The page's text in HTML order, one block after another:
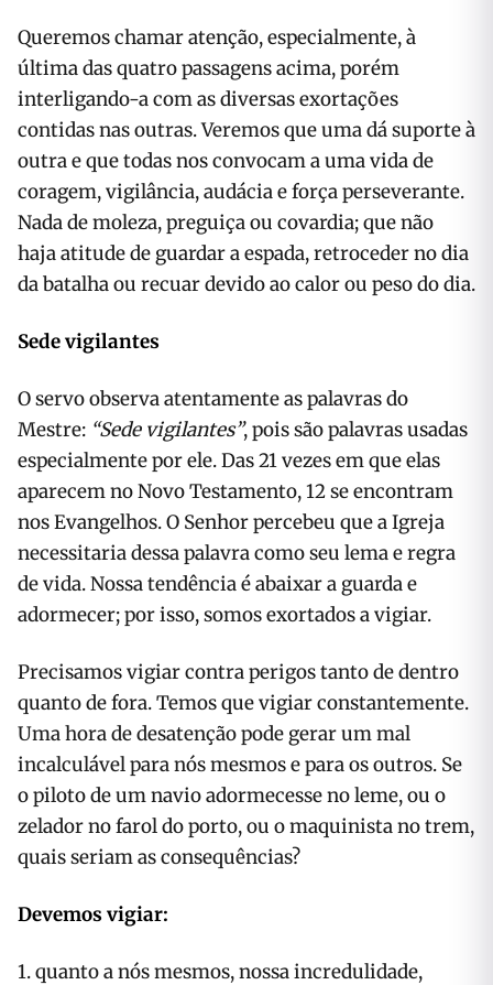
Queremos chamar atenção, especialmente, à
última das quatro passagens acima, porém
interligando-a com as diversas exortações
contidas nas outras. Veremos que uma dá suporte à
outra e que todas nos convocam a uma vida de
coragem, vigilância, audácia e força perseverante.
Nada de moleza, preguiça ou covardia; que não
haja atitude de guardar a espada, retroceder no dia
da batalha ou recuar devido ao calor ou peso do dia.
Sede vigilantes
O servo observa atentamente as palavras do
Mestre: “Sede vigilantes”, pois são palavras usadas
especialmente por ele. Das 21 vezes em que elas
aparecem no Novo Testamento, 12 se encontram
nos Evangelhos. O Senhor percebeu que a Igreja
necessitaria dessa palavra como seu lema e regra
de vida. Nossa tendência é abaixar a guarda e
adormecer; por isso, somos exortados a vigiar.
Precisamos vigiar contra perigos tanto de dentro
quanto de fora. Temos que vigiar constantemente.
Uma hora de desatenção pode gerar um mal
incalculável para nós mesmos e para os outros. Se
o piloto de um navio adormecesse no leme, ou o
zelador no farol do porto, ou o maquinista no trem,
quais seriam as consequências?
Devemos vigiar:
1. quanto a nós mesmos, nossa incredulidade,